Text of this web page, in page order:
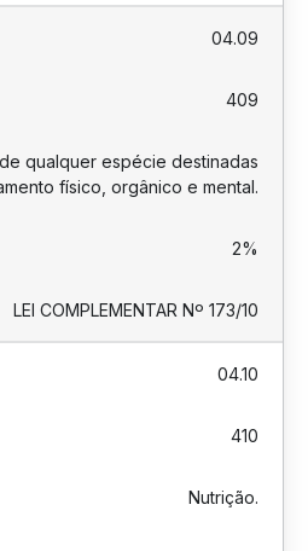
04.09
409
qualquer espécie destinadas
físico, orgânico e mental.
2%
LEI COMPLEMENTAR Nº 173/10
04.10
410
Nutrição.